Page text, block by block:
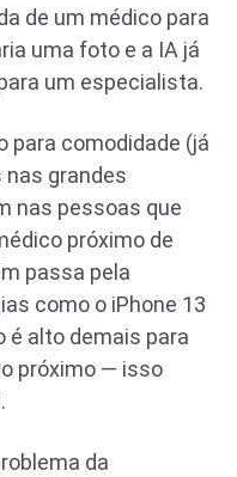
de um médico para
uma foto e a IA já
um especialista.
para comodidade (já
nas grandes
nas pessoas que
próximo de
passa pela
como o iPhone 13
é alto demais para
próximo — isso
da